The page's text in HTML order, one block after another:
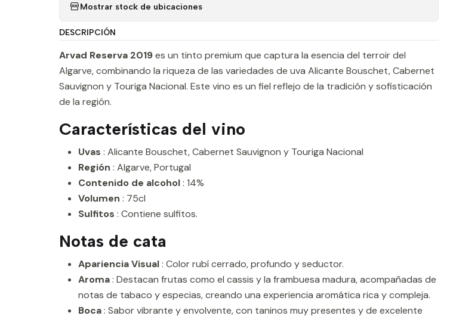
Mostrar stock de ubicaciones
DESCRIPCIÓN
Arvad Reserva 2019es un tinto premium que captura la esencia del terroir del
Algarve, combinando la riqueza de las variedades de uva Alicante Bouschet, Cabernet
Sauvignon y Touriga Nacional. Este vino es un fiel reflejo de la tradición y sofisticación
de la región.
Características del vino
Uvas : Alicante Bouschet, Cabernet Sauvignon y Touriga Nacional
Región : Algarve, Portugal
Contenido de alcohol: 14%
Volumen : 75cl
Sulfitos : Contiene sulfitos.
Notas de cata
Apariencia Visual: Color rubí cerrado, profundo y seductor.
Aroma: Destacan frutas como el cassis y la frambuesa madura, acompañadas de
notas de tabaco y especias, creando una experiencia aromática rica y compleja.
Boca: Sabor vibrante y envolvente, con taninos muy presentes y de excelente